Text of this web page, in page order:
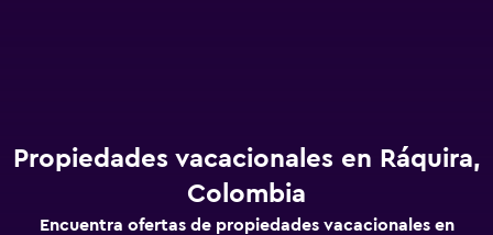
Propiedades vacacionales en Ráquira,
Colombia
Encuentra ofertas de propiedades vacacionales en